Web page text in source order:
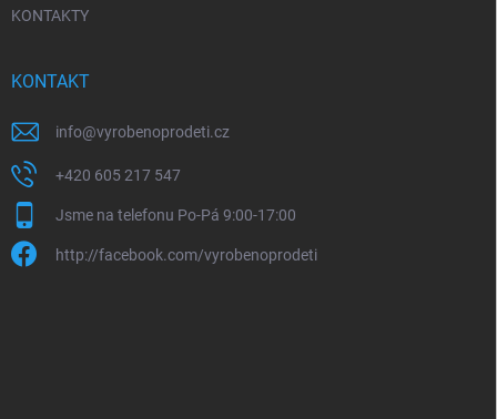
KONTAKTY
KONTAKT
info@vyrobenoprodeti.cz
+420 605 217 547
Jsme na telefonu Po-Pá 9:00-17:00
http://facebook.com/vyrobenoprodeti